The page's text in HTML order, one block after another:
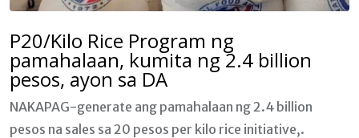
P20/Kilo Rice Program ng
pamahalaan, kumita ng 2.4 billion
pesos, ayon sa DA
NAKAPAG-generate ang pamahalaan ng 2.4 billion
pesos na sales sa 20 pesos per kilo rice initiative,.